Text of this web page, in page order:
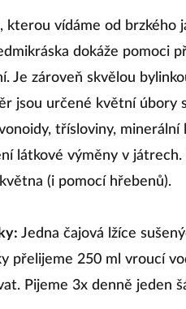
kterou vídáme od brzkého
dokáže pomoci
Je zároveň skvělou
jsou určené květní úbory
třísloviny,
látkové výměny v
(i pomocí hřebenů).
Jedna čajová lžíce
přelijeme 250 ml vroucí
Pijeme 3x denně jeden